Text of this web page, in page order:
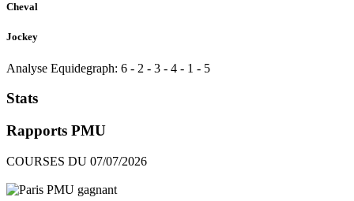
Cheval
Jockey
Analyse Equidegraph: 6 - 2 - 3 - 4 - 1 - 5
Stats
Rapports PMU
COURSES DU 07/07/2026